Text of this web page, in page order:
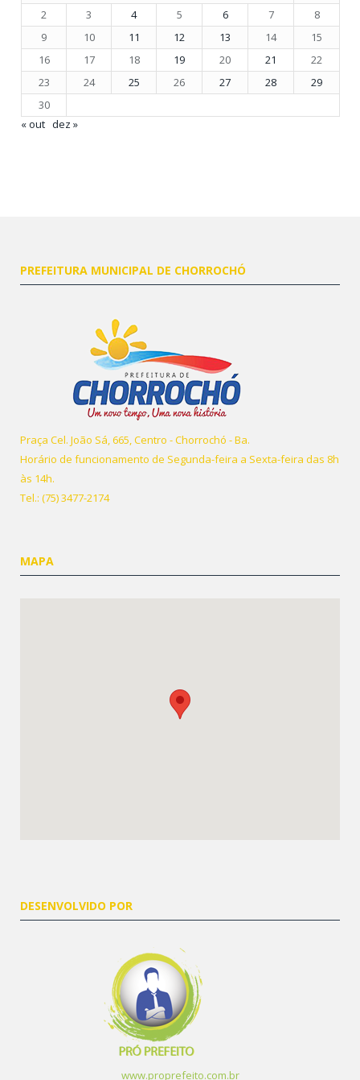
2
3 4 5 6 7
8
9
10 11 12 13 14
15
16
17 18 19 20 21
22
23
24 25 26 27 28
29
30
« out dez »
PREFEITURA MUNICIPAL DE CHORROCHÓ
Praça Cel. João Sá, 665, Centro - Chorrochó - Ba.
Horário de funcionamento de Segunda-feira a Sexta-feira das 8h
às 14h.
Tel.: (75) 3477-2174
MAPA
DESENVOLVIDO POR
www.proprefeito.com.br